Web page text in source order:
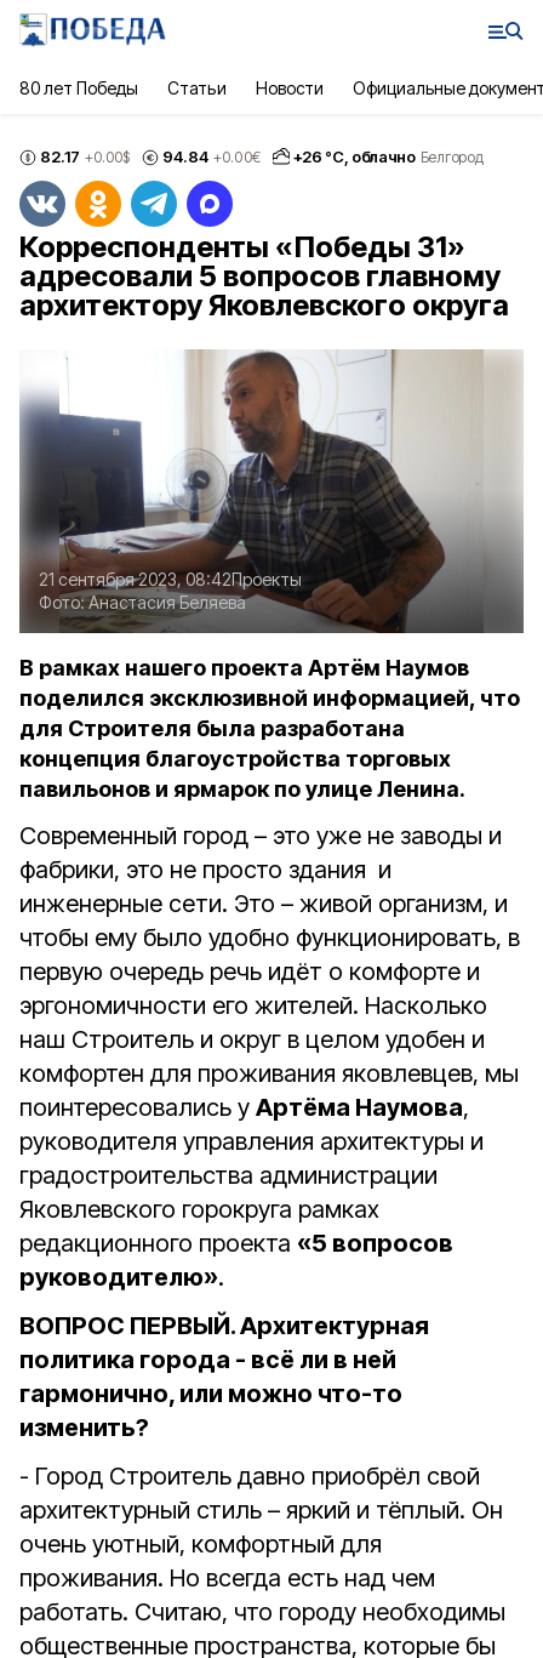
80 лет Победы Статьи Новости Официальные
82.17 +0.00$ 94.84 +0.00€ +26 °С, облачно Белгород
Корреспонденты «Победы 31»
адресовали 5 вопросов главному
архитектору Яковлевского округа
21 сентября 2023, 08:42Проекты
Фото:Анастасия Беляева
В рамках нашего проекта Артём Наумов
поделился эксклюзивной информацией, что
для Строителя была разработана
концепция благоустройства торговых
павильонов и ярмарок по улице Ленина.
Современный город – это уже не заводы и
фабрики, это не просто здания и
инженерные сети. Это – живой организм, и
чтобы ему было удобно функционировать, в
первую очередь речь идёт о комфорте и
эргономичности его жителей. Насколько
наш Строитель и округ в целом удобен и
комфортен для проживания яковлевцев, мы
поинтересовались у Артёма Наумова,
руководителя управления архитектуры и
градостроительства администрации
Яковлевского горокруга рамках
редакционного проекта «5 вопросов
руководителю».
ВОПРОС ПЕРВЫЙ. Архитектурная
политика города - всё ли в ней
гармонично, или можно что-то
изменить?
- Город Строитель давно приобрёл свой
архитектурный стиль – яркий и тёплый. Он
очень уютный, комфортный для
проживания. Но всегда есть над чем
работать. Считаю, что городу необходимы
общественные пространства, которые бы